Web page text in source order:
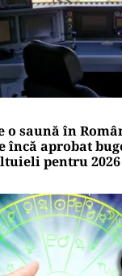
saună în
încă aprobat
pentru 2026